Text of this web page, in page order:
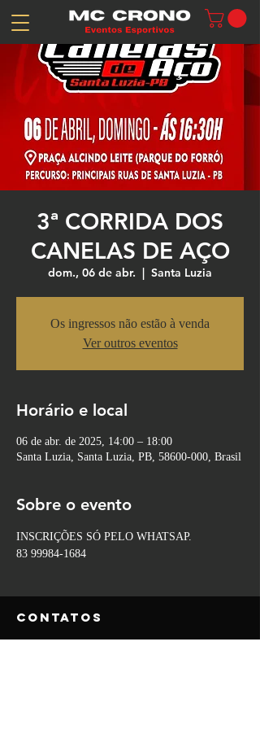
3ª CORRIDA DOS
CANELAS DE AÇO
dom., 06 de abr.
  |
Santa Luzia
Os ingressos não estão à venda
Ver outros eventos
Horário e local
06 de abr. de 2025, 14:00 – 18:00
Santa Luzia, Santa Luzia, PB, 58600-000, Brasil
Sobre o evento
INSCRIÇÕES SÓ PELO WHATSAP.
83 99984-1684
Contatos